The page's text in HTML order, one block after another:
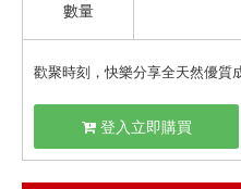
礦泉水 / 氣泡水
油鹽醬醋
數量
歡聚時刻，快樂分享全天然優質
登入立即購買